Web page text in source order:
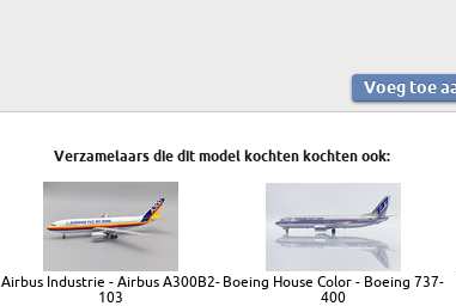
Verzamelaars die dit model kochten kochten ook:
Airbus Industrie - Airbus A300B2-
103
Boeing House Color - Boeing 737-
400